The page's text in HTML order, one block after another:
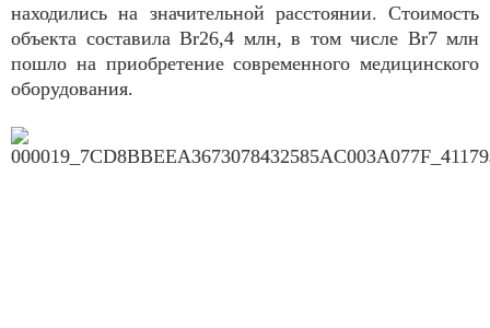
находились на значительной расстоянии. Стоимость
объекта составила Br26,4 млн, в том числе Br7 млн
пошло на приобретение современного медицинского
оборудования.